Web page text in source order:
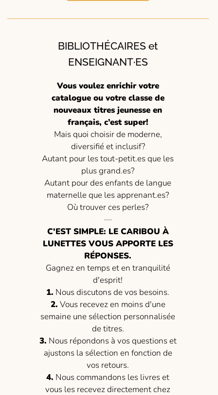
BIBLIOTHÉCAIRES et
ENSEIGNANT·ES
Vous voulez enrichir votre
catalogue ou votre classe de
nouveaux titres jeunesse en
français, c’est super!
Mais quoi choisir de moderne,
diversifié et inclusif?
Autant pour les tout-petit.es que les
plus grand.es?
Autant pour des enfants de langue
maternelle que les apprenant.es?
Où trouver ces perles?
····
C'EST SIMPLE: LE CARIBOU À
LUNETTES VOUS APPORTE LES
RÉPONSES.
Gagnez en temps et en tranquilité
d'esprit!
1. Nous discutons de vos besoins.
2. Vous recevez en moins d'une
semaine une sélection personnalisée
de titres.
3. Nous répondons à vos questions et
ajustons la sélection en fonction de
vos retours.
4. Nous commandons les livres et
vous les recevez directement chez